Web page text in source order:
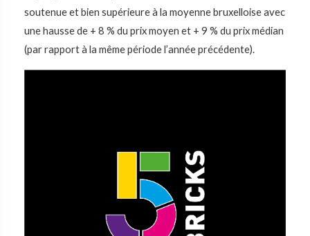
soutenue et bien supérieure à la moyenne bruxelloise avec
une hausse de + 8 % du prix moyen et + 9 % du prix médian
(par rapport à la même période l’année précédente).